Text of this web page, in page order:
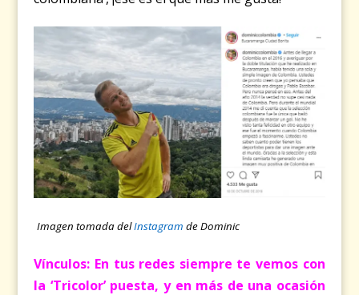
Imagen tomada delInstagram de Dominic
Vínculos: En tus redes siempre te vemos con
la ‘Tricolor’ puesta, y en más de una ocasión